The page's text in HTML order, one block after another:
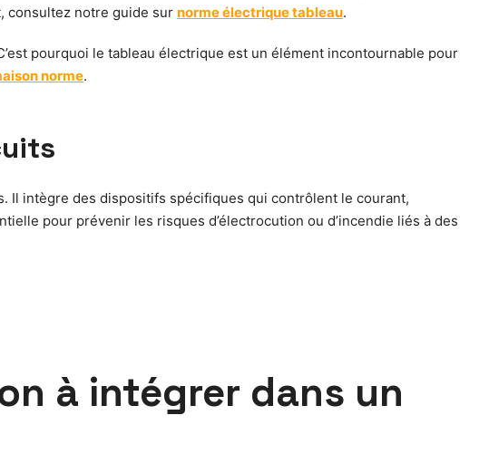
consultez notre guide sur norme électrique tableau.
pourquoi le tableau électrique est un élément incontournable pour
norme.
Il intègre des dispositifs spécifiques qui contrôlent le courant,
pour prévenir les risques d’électrocution ou d’incendie liés à des
à intégrer dans un